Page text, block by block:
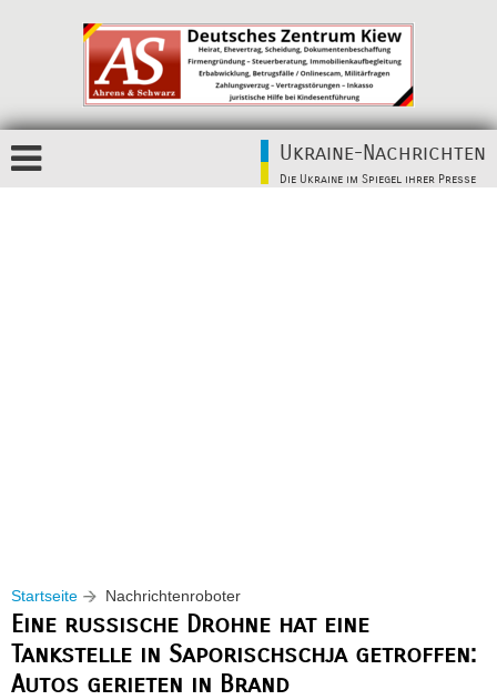
Ukraine-Nachrichten
Die Ukraine im Spiegel ihrer Presse
Startseite Nachrichtenroboter
Eine russische Drohne hat eine
Tankstelle in Saporischschja getroffen:
Autos gerieten in Brand